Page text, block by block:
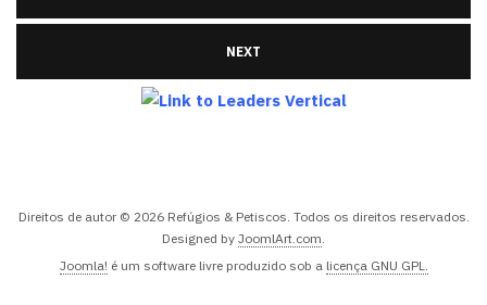
NEXT
Direitos de autor © 2026 Refúgios & Petiscos. Todos os direitos reservados.
Designed by JoomlArt.com
Joomla! é um software livre produzido sob a licença GNU GPL.